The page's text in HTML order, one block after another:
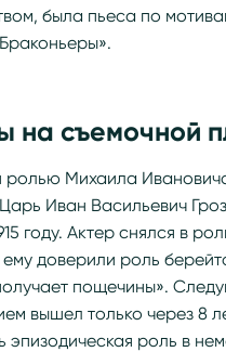
была пьеса по
на съемочной
Михаила
Иван Васильевич
году. Актер снялся в
ему доверили роль
пощечины».
вышел только через 8
эпизодическая роль в